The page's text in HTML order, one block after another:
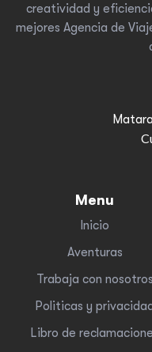
creatividad y
mejores Agencia de
Menu
Inicio
Aventuras
Trabaja con nosotros
Politicas y privacidad
Libro de